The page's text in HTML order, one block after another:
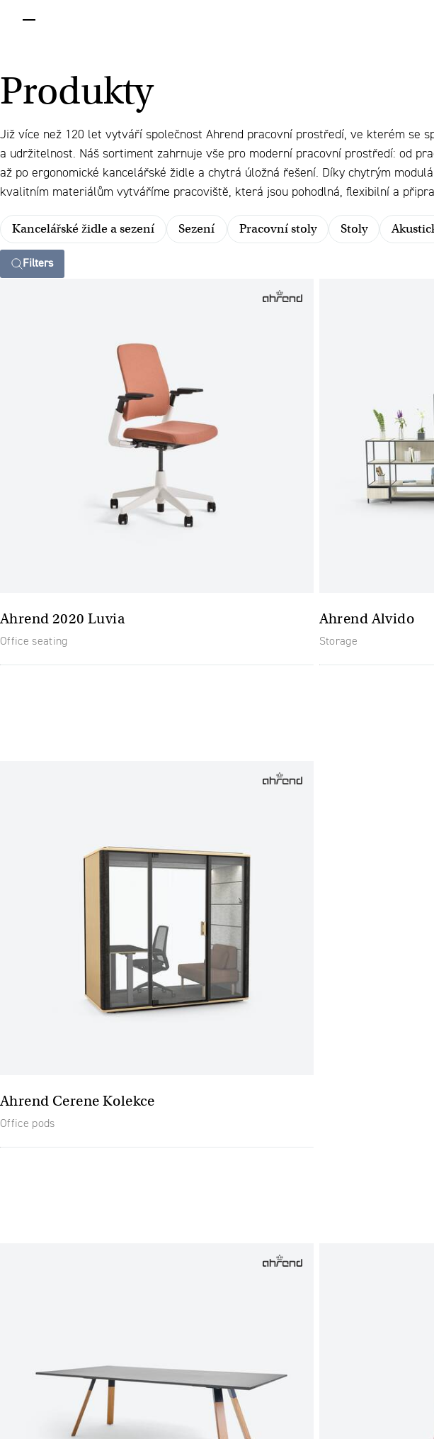
Produkty
Již více než 120 let vytváří společnost Ahrend pracovní prostředí, ve kterém se
a udržitelnost. Náš sortiment zahrnuje vše pro moderní pracovní prostředí: od
až po ergonomické kancelářské židle a chytrá úložná řešení. Díky chytrým
kvalitním materiálům vytváříme pracoviště, která jsou pohodlná, flexibilní a
Kancelářské židle a sezení Sezení Pracovní stoly Stoly
Filters
Ahrend 2020 Luvia
Office seating
Ahrend Alvido
Storage
Ahrend Cerene Kolekce
Office pods